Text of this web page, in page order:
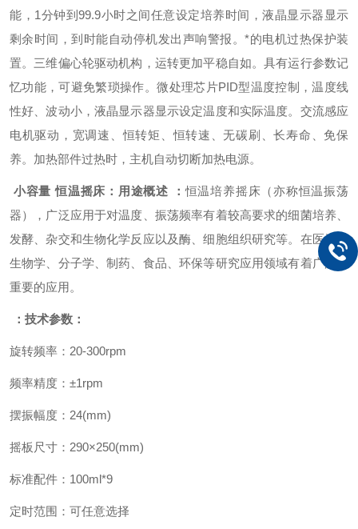
能，1分钟到99.9小时之间任意设定培养时间，液晶显示器显示
剩余时间，到时能自动停机发出声响警报。*的电机过热保护装
置。三维偏心轮驱动机构，运转更加平稳自如。具有运行参数记
忆功能，可避免繁琐操作。微处理芯片PID型温度控制，温度线
性好、波动小，液晶显示器显示设定温度和实际温度。交流感应
电机驱动，宽调速、恒转矩、恒转速、无碳刷、长寿命、免保
养。加热部件过热时，主机自动切断加热电源。
小容量 恒温摇床 ： 用途概述 ：恒温培养摇床（亦称恒温振荡
器），广泛应用于对温度、振荡频率有着较高要求的细菌培养、
发酵、杂交和生物化学反应以及酶、细胞组织研究等。在医学、
生物学、分子学、制药、食品、环保等研究应用领域有着广泛而
重要的应用。
： 技术参数：
旋转频率： 20-300rpm
频率精度：±1rpm
摆振幅度： 24(mm)
摇板尺寸： 290×250(mm)
标准配件： 100ml*9
定时范围：可任意选择